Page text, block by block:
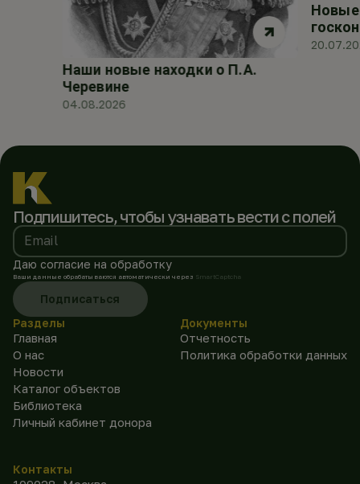
Наши новые находки о П.А.
Черевине
04.08.2026
Новые
Подпишитесь, чтобы узнавать вести с полей
Email
Даю согласие на обработку
Ваши данные обрабатываются автоматически через SmartCaptcha
Подписаться
Разделы
Главная
О нас
Новости
Каталог объектов
Библиотека
Личный кабинет донора
Документы
Отчетность
Политика обработки данных
Контакты